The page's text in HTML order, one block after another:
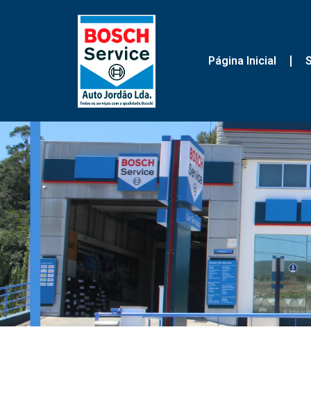
Página Inicial